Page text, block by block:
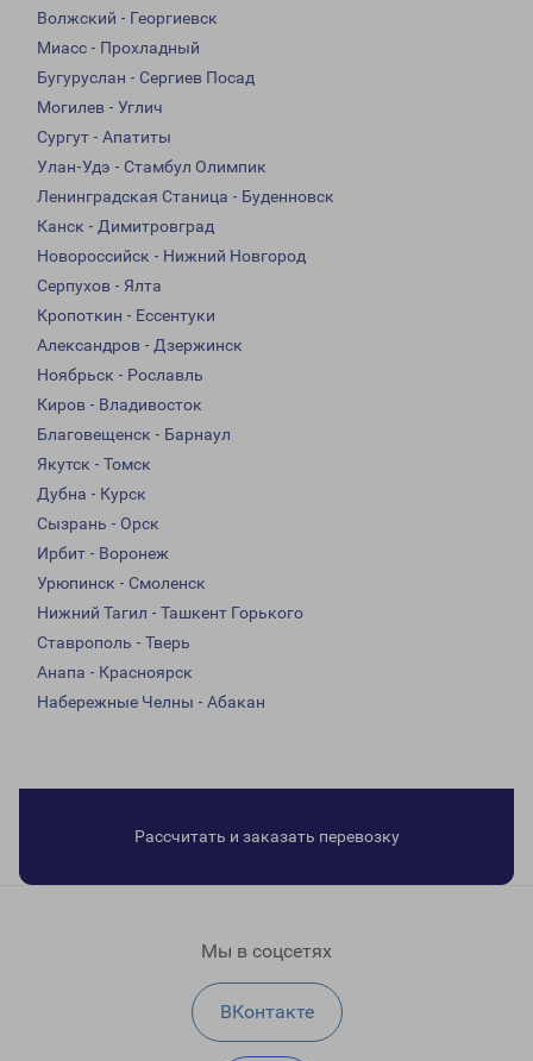
Волжский - Георгиевск
Миасс - Прохладный
Бугуруслан - Сергиев Посад
Могилев - Углич
Сургут - Апатиты
Улан-Удэ - Стамбул Олимпик
Ленинградская Станица - Буденновск
Канск - Димитровград
Новороссийск - Нижний Новгород
Серпухов - Ялта
Кропоткин - Ессентуки
Александров - Дзержинск
Ноябрьск - Рославль
Киров - Владивосток
Благовещенск - Барнаул
Якутск - Томск
Дубна - Курск
Сызрань - Орск
Ирбит - Воронеж
Урюпинск - Смоленск
Нижний Тагил - Ташкент Горького
Ставрополь - Тверь
Анапа - Красноярск
Набережные Челны - Абакан
Рассчитать и заказать перевозку
Мы в соцсетях
ВКонтакте